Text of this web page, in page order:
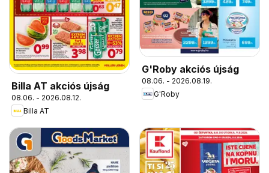
Billa AT akciós újság
08.06. - 2026.08.12.
Billa AT
G'Roby akciós újság
08.06. - 2026.08.19.
G'Roby